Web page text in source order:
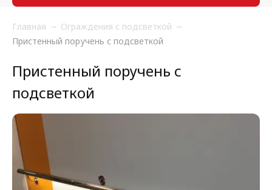
Главная
Ограждения с подсветкой
Пристенный поручень с подсветкой
Пристенный поручень с
подсветкой